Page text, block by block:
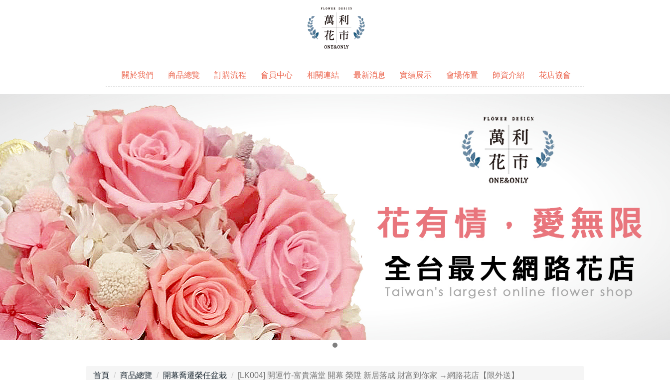
關於我們 商品總覽 訂購流程 會員中心 相關連結 最新消息 實績展示 會場佈置 師資介紹 花店協會
首頁 商品總覽 開幕喬遷榮任盆栽 [LK004] 開運竹-富貴滿堂 開幕 榮陞 新居落成 財富到你家 →網路花店【限外送】